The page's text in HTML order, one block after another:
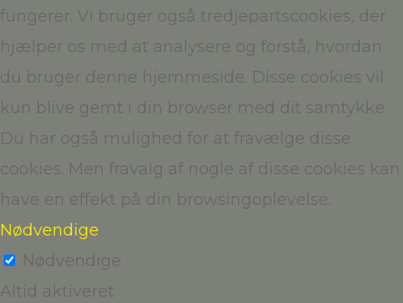
fungerer. Vi bruger også tredjepartscookies, der
hjælper os med at analysere og forstå, hvordan
du bruger denne hjemmeside. Disse cookies vil
kun blive gemt i din browser med dit samtykke.
Du har også mulighed for at fravælge disse
cookies. Men fravalg af nogle af disse cookies kan
have en effekt på din browsingoplevelse.
Nødvendige
Nødvendige
Altid aktiveret